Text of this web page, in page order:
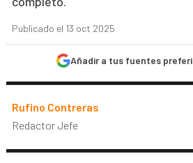
Publicado el 13 oct 2025
Añadir a tus fuentes
Rufino Contreras
Redactor Jefe